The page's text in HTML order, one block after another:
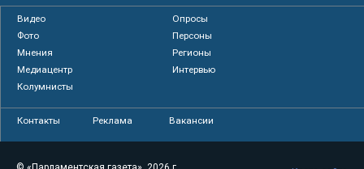
Видео
Опросы
Фото
Персоны
Мнения
Регионы
Медиацентр
Интервью
Колумнисты
Контакты Реклама Вакансии